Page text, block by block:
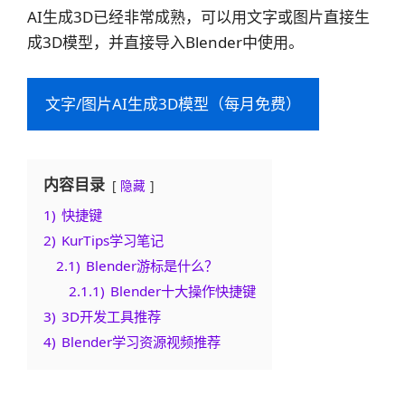
AI生成3D已经非常成熟，可以用文字或图片直接生
成3D模型，并直接导入Blender中使用。
文字/图片AI生成3D模型（每月免费）
内容目录 隐藏
1) 快捷键
2) KurTips学习笔记
2.1) Blender游标是什么？
2.1.1) Blender十大操作快捷键
3) 3D开发工具推荐
4) Blender学习资源视频推荐